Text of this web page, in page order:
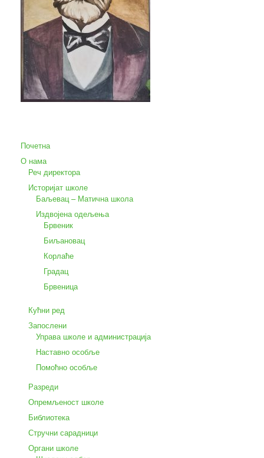
Почетна
О нама
Реч директора
Историјат школе
Баљевац – Матична школа
Издвојена одељења
Брвеник
Биљановац
Корлаће
Градац
Брвеница
Кућни ред
Запослени
Управа школе и администрација
Наставно особље
Помоћно особље
Разреди
Опремљеност школе
Библиотека
Стручни сарадници
Органи школе